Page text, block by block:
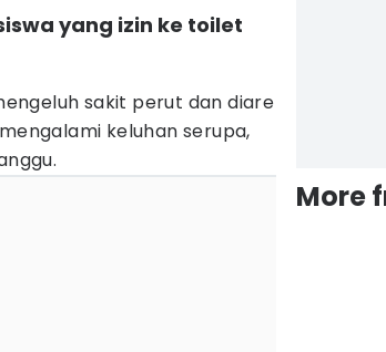
yang izin ke toilet
sakit perut dan diare
keluhan serupa,
More